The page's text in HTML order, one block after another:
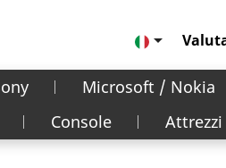

Microsoft / Nokia
Console Attrezzi